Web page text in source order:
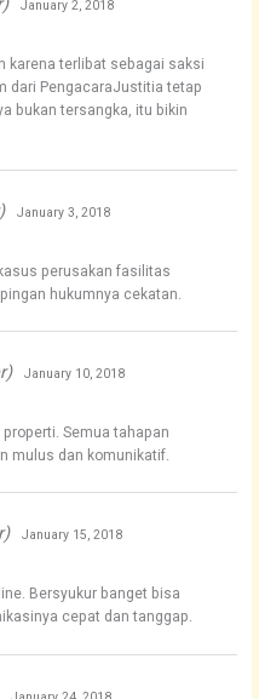
January 2, 2018
karena terlibat sebagai saksi
dari PengacaraJustitia tetap
bukan tersangka, itu bikin
January 3, 2018
perusakan fasilitas
hukumnya cekatan.
January 10, 2018
Semua tahapan
mulus dan komunikatif.
January 15, 2018
Bersyukur banget bisa
cepat dan tanggap.